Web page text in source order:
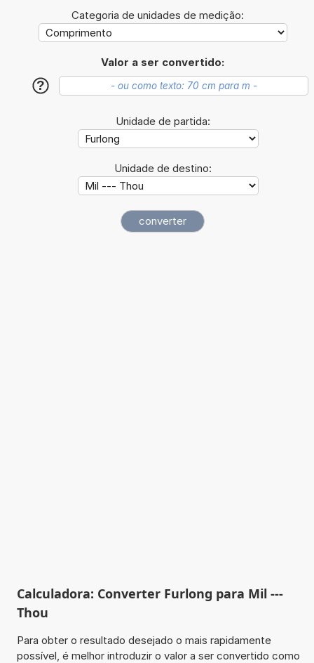
Categoria de unidades de medição:
Valor a ser convertido:
?
Unidade de partida:
Unidade de destino:
Calculadora: Converter Furlong para Mil ---
Thou
Para obter o resultado desejado o mais rapidamente
possível, é melhor introduzir o valor a ser convertido como